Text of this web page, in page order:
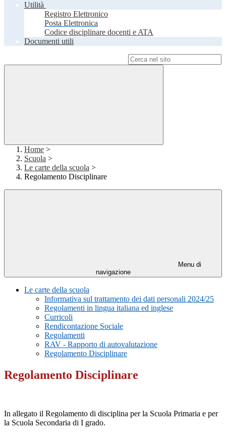
Utilità
Registro Elettronico
Posta Elettronica
Codice disciplinare docenti e ATA
Documenti utili
Home >
Scuola >
Le carte della scuola >
Regolamento Disciplinare
Menu di
navigazione
Le carte della scuola
Informativa sul trattamento dei dati personali 2024/25
Regolamenti in lingua italiana ed inglese
Curricoli
Rendicontazione Sociale
Regolamenti
RAV - Rapporto di autovalutazione
Regolamento Disciplinare
Regolamento Disciplinare
In allegato il Regolamento di disciplina per la Scuola Primaria e per
la Scuola Secondaria di I grado.